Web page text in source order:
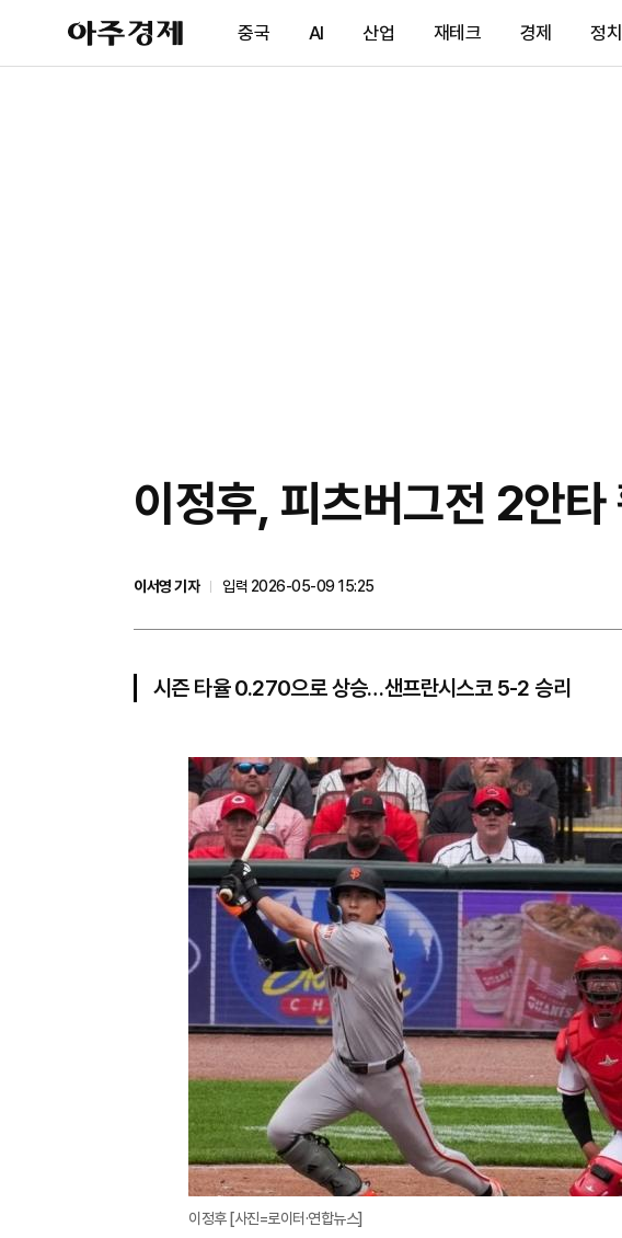
아
주
제
중국 AI 산업 재테크 경제 정치
이정후, 피츠버그전 2안
이서영 기자
입력 2026-05-09 15:25
시즌 타율 0.270으로 상승…샌프란시스코 5-2 승리
이정후 [사진=로이터·연합뉴스]